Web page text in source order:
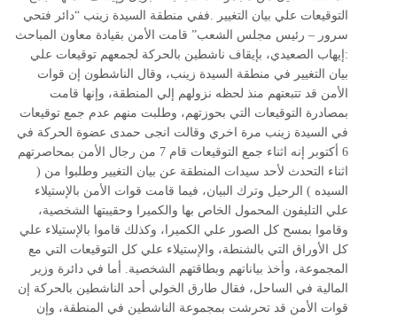
التوقيعات علي بيان التغيير .ففي منطقة السيدة زينب “دائر فتحي
سرور – رئيس مجلس الشعب” قامت الأمن بقيادة معاون المباحث
:إيهاب الصعيدي، بإيقاف ناشطين بالحركة لجمعهم توقيعات علي
بيان التغيير في منطقة السيدة زينب، وقال الناشطون إن قوات
الأمن قد تتبعتهم منذ لحظه نزولهم إلي المنطقة، وإنها قامت
بمصادرة التوقيعات التي بحوزتهم، وطلبت منهم عدم جمع توقيعات
في السيدة زينب مرة اخري وقالت انجى حمدى عضوة الحركة في
6 أكتوبر إنه اثناء جمع التوقيعات قام 7 من رجال الأمن بمحاصرتهم
اثناء التحدث لأحد سيدات المنطقة عن بيان التغيير وطلبوا من (
السيده ) الرحيل وترك البيان، فيما قامت قوات الأمن بالإستيلاء
علي التليفون المحمول الخاص بها والكميرا وحقيبتها الشخصية،
وقاموا بمسح كل الصور علي الكميرا، وكذلك قاموا بالإستيلاء علي
كل الأوراق التي بالشنطة، والإستيلاء علي كل التوقيعات التي مع
المجموعة، وأخذ بياناتهم وبطاقتهم الشخصية. أما في دائرة وزير
المالية في الساحل، فقال طارق الخولي أحد الناشطين بالحركة إن
قوات الأمن قد تحرشت بمجموعة الناشطين في المنطقة، وإن